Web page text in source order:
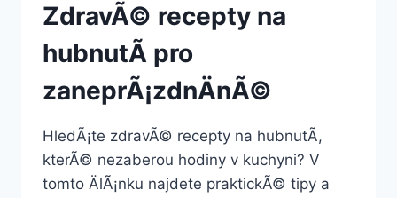
ZdravÃ© recepty na
hubnutÃ­ pro
zaneprÃ¡zdnÄnÃ©
HledÃ¡te zdravÃ© recepty na hubnutÃ­,
kterÃ© nezaberou hodiny v kuchyni? V
tomto ÄlÃ¡nku najdete praktickÃ© tipy a